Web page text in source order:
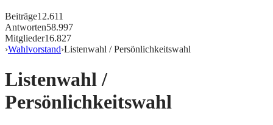
Beiträge12.611
Antworten58.997
Mitglieder16.827
›Wahlvorstand›Listenwahl / Persönlichkeitswahl
Listenwahl /
Persönlichkeitswahl